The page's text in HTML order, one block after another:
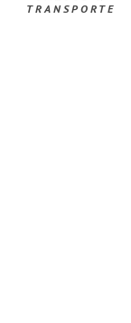
TRANSPORTE